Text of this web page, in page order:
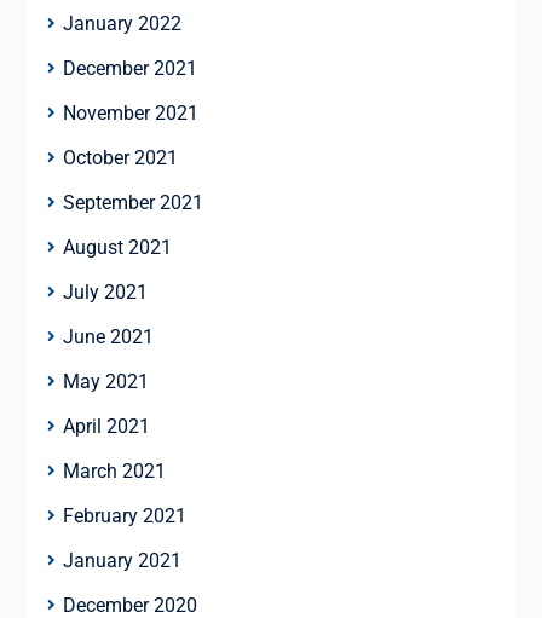
January 2022
December 2021
November 2021
October 2021
September 2021
August 2021
July 2021
June 2021
May 2021
April 2021
March 2021
February 2021
January 2021
December 2020